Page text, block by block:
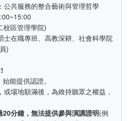
公共服務的整合藝術與管理哲學
校區管理學院)
士在職專班、高教深耕、社會科學院
)
能提供認證。
場地額滿後，為維持聽眾之權益，
20分鐘，無法提供參與演講證明(例